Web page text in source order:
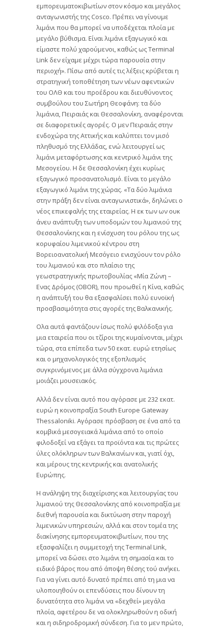
εμπορευματοκιβωτίων στον κόσμο και μεγάλος
ανταγωνιστής της Cosco. Πρέπει να γίνουμε
λιμάνι που θα μπορεί να υποδέχεται πλοία με
μεγάλο βύθισμα. Είναι λιμάνι εξαγωγικό και
είμαστε πολύ χαρούμενοι, καθώς ως Terminal
Link δεν είχαμε μέχρι τώρα παρουσία στην
περιοχή». Πίσω από αυτές τις λέξεις κρύβεται η
στρατηγική τοποθέτηση των νέων αφεντικών
του ΟΛΘ και του προέδρου και διευθύνοντος
συμβούλου του Σωτήρη Θεοφάνη: τα δύο
λιμάνια, Πειραιάς και Θεσσαλονίκη, αναφέρονται
σε διαφορετικές αγορές. Ο μεν Πειραιάς στην
ενδοχώρα της Αττικής και καλύπτει τον μισό
πληθυσμό της Ελλάδας, ενώ λειτουργεί ως
λιμάνι μεταφόρτωσης και κεντρικό λιμάνι της
Μεσογείου. Η δε Θεσσαλονίκη έχει κυρίως
εξαγωγικό προσανατολισμό. Είναι το μεγάλο
εξαγωγικό λιμάνι της χώρας. «Τα δύο λιμάνια
στην πράξη δεν είναι ανταγωνιστικά», δηλώνει ο
νέος επικεφαλής της εταιρείας. Η εκ των ων ουκ
άνευ ανάπτυξη των υποδομών του λιμανιού της
Θεσσαλονίκης και η ενίσχυση του ρόλου της ως
κορυφαίου λιμενικού κέντρου στη
Βορειοανατολική Μεσόγειο ενισχύουν τον ρόλο
του λιμανιού και στο πλαίσιο της
γεωστρατηγικής πρωτοβουλίας «Μία Ζώνη –
Ενας Δρόμος (OBOR), που προωθεί η Κίνα, καθώς
η ανάπτυξή του θα εξασφαλίσει πολύ ευνοϊκή
προσβασιμότητα στις αγορές της Βαλκανικής.
Ολα αυτά φαντάζουν ίσως πολύ φιλόδοξα για
μια εταιρεία που οι τζίροι της κυμαίνονται, μέχρι
τώρα, στα επίπεδα των 50 εκατ. ευρώ ετησίως
και ο μηχανολογικός της εξοπλισμός
συγκρινόμενος με άλλα σύγχρονα λιμάνια
μοιάζει μουσειακός.
Αλλά δεν είναι αυτό που αγόρασε με 232 εκατ.
ευρώ η κοινοπραξία South Europe Gateway
Thessaloniki. Αγόρασε πρόσβαση σε ένα από τα
κομβικά μεσογειακά λιμάνια από το οποίο
φιλοδοξεί να εξάγει τα προϊόντα και τις πρώτες
ύλες ολόκληρων των Βαλκανίων και, γιατί όχι,
και μέρους της κεντρικής και ανατολικής
Ευρώπης.
Η ανάληψη της διαχείρισης και λειτουργίας του
λιμανιού της Θεσσαλονίκης από κοινοπραξία με
διεθνή παρουσία και δικτύωση στην παροχή
λιμενικών υπηρεσιών, αλλά και στον τομέα της
διακίνησης εμπορευματοκιβωτίων, που της
εξασφαλίζει η συμμετοχή της Terminal Link,
μπορεί να δώσει στο λιμάνι τη σημασία και το
ειδικό βάρος που από άποψη θέσης τού ανήκει.
Για να γίνει αυτό δυνατό πρέπει από τη μια να
υλοποιηθούν οι επενδύσεις που δίνουν τη
δυνατότητα στο λιμάνι να «δεχθεί» μεγάλα
πλοία, αφετέρου δε να ολοκληρωθούν η οδική
και η σιδηροδρομική σύνδεση. Για το μεν πρώτο,